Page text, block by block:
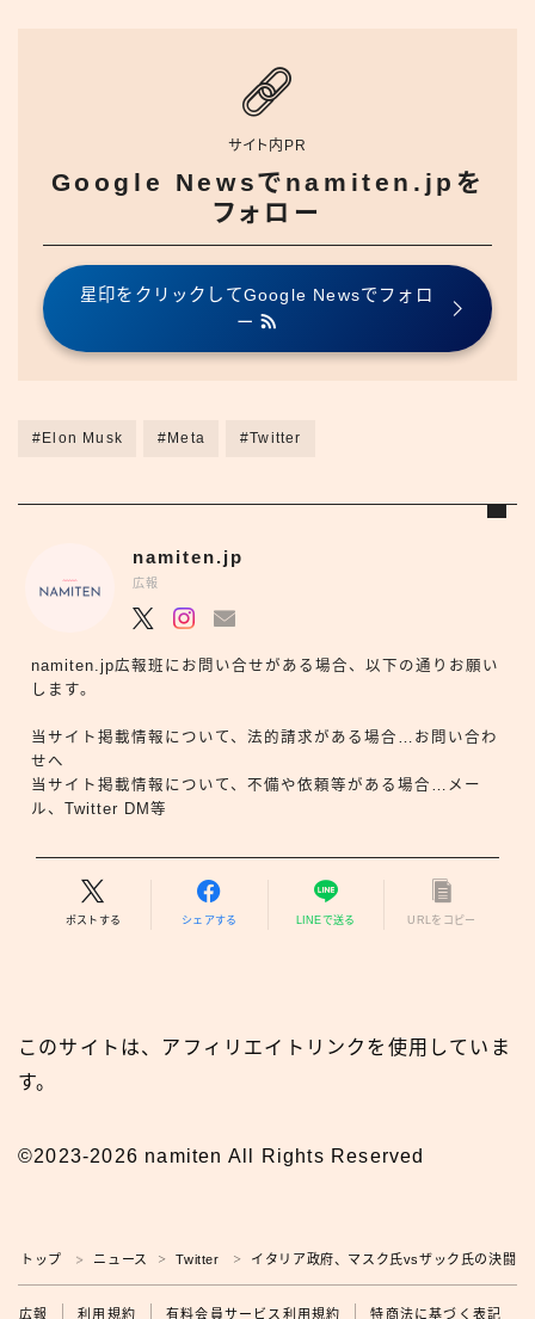
広報
サイト内PR
Google Newsでnamiten.jpを
フォロー
星印をクリックしてGoogle Newsでフォロ
ー
#Elon Musk #Meta #Twitter
namiten.jp
広報
namiten.jp広報班にお問い合せがある場合、以下の通りお願い
します。
当サイト掲載情報について、法的請求がある場合…お問い合わ
せへ
当サイト掲載情報について、不備や依頼等がある場合…メー
ル、Twitter DM等
ポストする シェアする LINEで送る URLをコピー
このサイトは、アフィリエイトリンクを使用していま
す。
©2023-2026 namiten All Rights Reserved
トップ ＞ ニュース ＞ Twitter ＞ イタリア政府、マスク氏vsザック氏の決闘
広報 利用規約 有料会員サービス利用規約 特商法に基づく表記